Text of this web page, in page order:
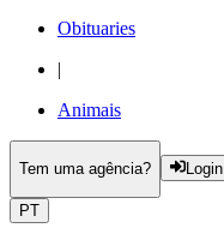
Obituaries
|
Animais
Tem uma agência? Login
PT